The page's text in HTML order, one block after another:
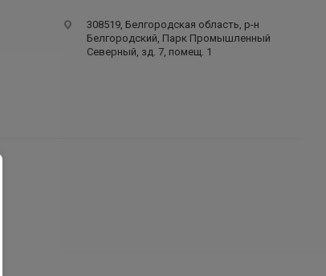
308519, Белгородская область, р-н
Белгородский, Парк Промышленный
Северный, зд. 7, помещ. 1